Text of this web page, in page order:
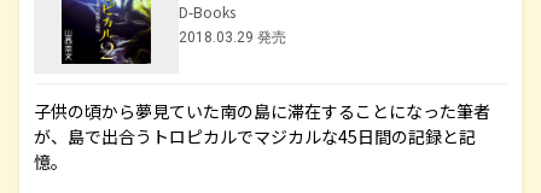
D-Books
2018.03.29 発売
子供の頃から夢見ていた南の島に滞在することになった筆者
が、島で出合うトロピカルでマジカルな45日間の記録と記
憶。